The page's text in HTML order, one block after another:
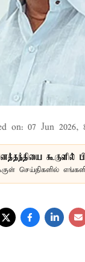
on: 07 Jun 2026,
கூகுளில்
செய்திகளில்